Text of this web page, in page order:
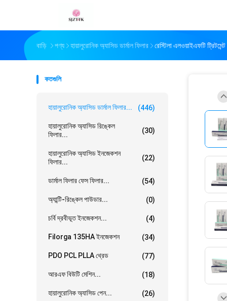
বাড়ি পণ্য হায়ালুরোনিক অ্যাসিড ডার্মাল ফিলার রেস্টিলা এলওয়াইএফটি
কতগুলি
হায়ালুরোনিক অ্যাসিড ডার্মাল ফিলার... (446)
হায়ালুরোনিক অ্যাসিড রিঙ্কেল
ফিলার...
(30)
হায়ালুরোনিক অ্যাসিড ইনজেকশন
ফিলার...
(22)
ডার্মাল ফিলার ফেস ফিলার... (54)
অ্যান্টি-রিঙ্কেল পাউডার... (0)
চর্বি দ্রবীভূত ইনজেকশন... (4)
Filorga 135HA ইনজেকশন (34)
PDO PCL PLLA থ্রেড (77)
আরএফ বিউটি মেশিন... (18)
হায়ালুরোনিক অ্যাসিড পেন... (26)